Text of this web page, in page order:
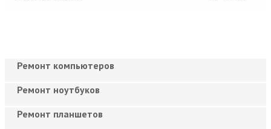
Ремонт компьютеров
Ремонт ноутбуков
Ремонт планшетов